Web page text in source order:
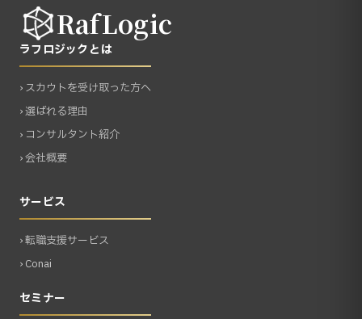
RafLogic
ラフロジックとは
› スカウトを受け取った方へ
› 選ばれる理由
› コンサルタント紹介
› 会社概要
サービス
› 転職支援サービス
› Conai
セミナー